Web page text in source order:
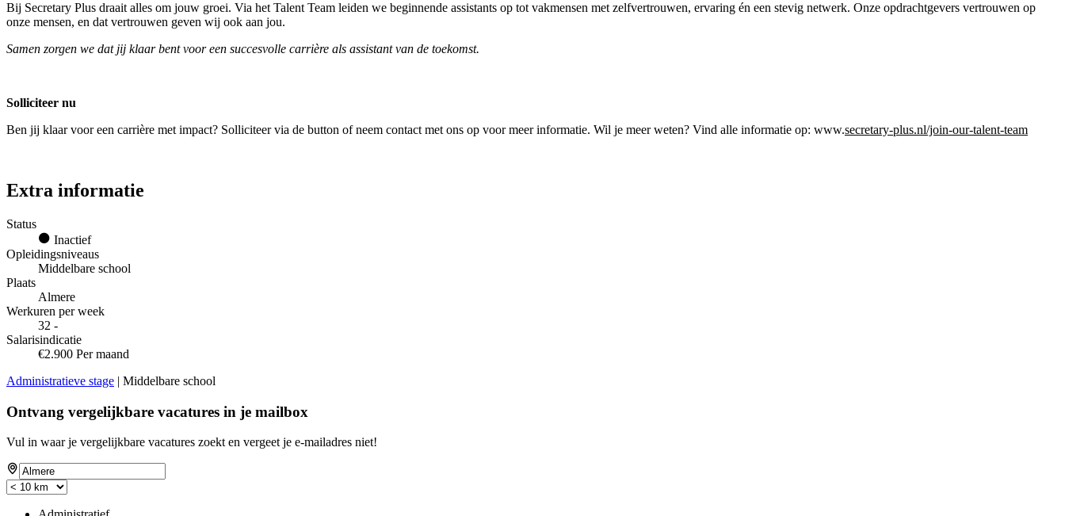
Bij Secretary Plus draait alles om jouw groei. Via het Talent Team leiden we beginnende assistants op tot vakmensen met zelfvertrouwen, ervaring én een stevig netwerk. Onze opdrachtgevers vertrouwen op
onze mensen, en dat vertrouwen geven wij ook aan jou.
Samen zorgen we dat jij klaar bent voor een succesvolle carrière als assistant van de toekomst.
Solliciteer nu
Ben jij klaar voor een carrière met impact? Solliciteer via de button of neem contact met ons op voor meer informatie. Wil je meer weten? Vind alle informatie op: www.secretary-plus.nl/join-our-talent-team
Extra informatie
Status
Inactief
Opleidingsniveaus
Middelbare school
Plaats
Almere
Werkuren per week
32 -
Salarisindicatie
€2.900 Per maand
Administratieve stage | Middelbare school
Ontvang vergelijkbare vacatures in je mailbox
Vul in waar je vergelijkbare vacatures zoekt en vergeet je e-mailadres niet!